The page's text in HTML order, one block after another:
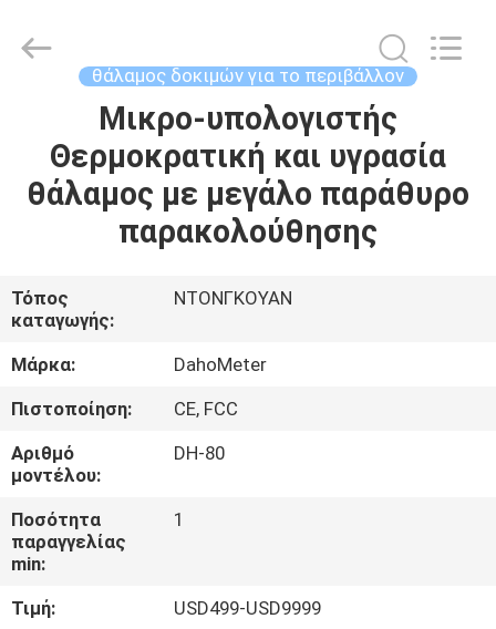
ΠΡΟΪΌΝΤΑ
ΕΜΕΊΣ
ΓΎΡΟΣ
ΕΡΓΟΣΤΑΣΊΩΝ
ΠΟΙΟΤΙΚΌΣ
ΈΛΕΓΧΟΣ
Guangdong Hongtuo Instrument Technology Co.,Ltd.
θάλαμος δοκιμών για το περιβάλλον
Μικρο-υπολογιστής
Θερμοκρατική και υγρασία
θάλαμος με μεγάλο παράθυρο
παρακολούθησης
Τόπος
καταγωγής:
ΝΤΟΝΓΚΟΥΑΝ
Μάρκα:
DahoMeter
Πιστοποίηση:
CE, FCC
Αριθμό
μοντέλου:
DH-80
Ποσότητα
παραγγελίας
min:
1
Τιμή:
USD499-USD9999